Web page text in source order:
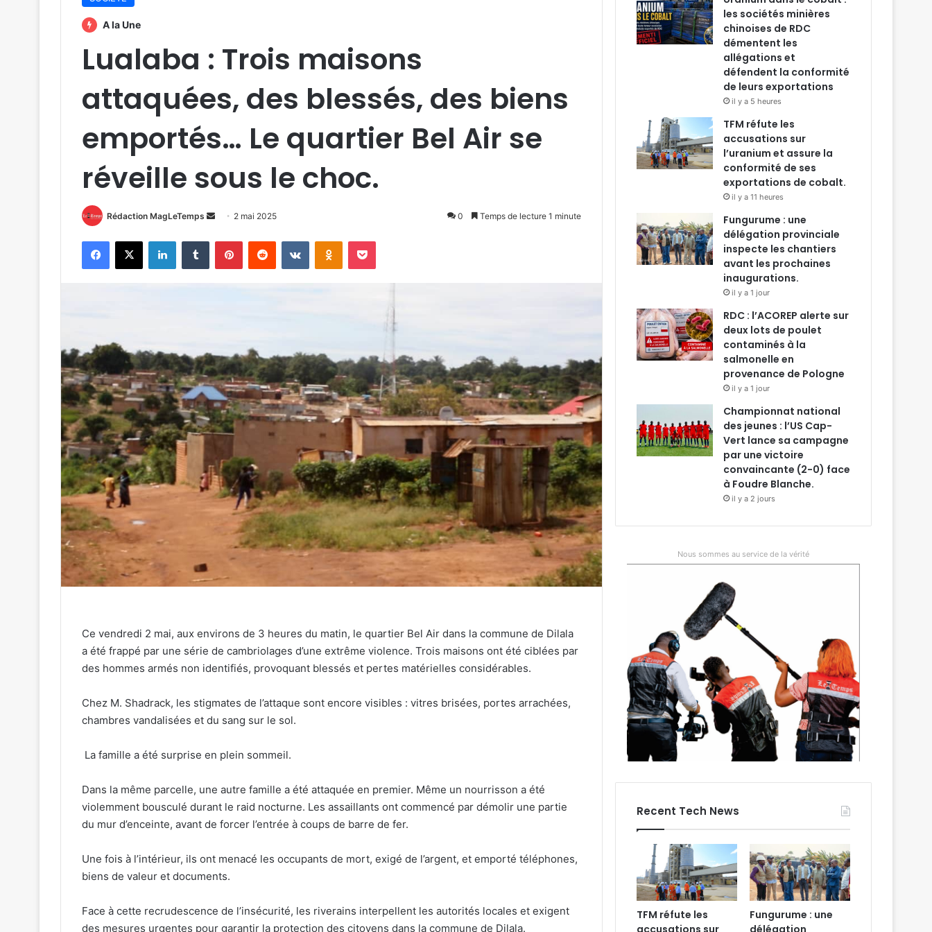
A la Une
Lualaba : Trois maisons
attaquées, des blessés, des biens
emportés… Le quartier Bel Air se
réveille sous le choc.
Rédaction MagLeTemps
Envoyer
courriel
2 mai 2025 0 Temps de lecture 1 minute
Facebook
X LinkedinTumblr PinterestReddit VKontakteOdnoklassniki
Pocket
Ce vendredi 2 mai, aux environs de 3 heures du matin, le quartier Bel Air dans la commune de Dilala
a été frappé par une série de cambriolages d’une extrême violence. Trois maisons ont été ciblées par
des hommes armés non identifiés, provoquant blessés et pertes matérielles considérables.
Chez M. Shadrack, les stigmates de l’attaque sont encore visibles : vitres brisées, portes arrachées,
chambres vandalisées et du sang sur le sol.
La famille a été surprise en plein sommeil.
Dans la même parcelle, une autre famille a été attaquée en premier. Même un nourrisson a été
violemment bousculé durant le raid nocturne. Les assaillants ont commencé par démolir une partie
du mur d’enceinte, avant de forcer l’entrée à coups de barre de fer.
Une fois à l’intérieur, ils ont menacé les occupants de mort, exigé de l’argent, et emporté téléphones,
biens de valeur et documents.
Face à cette recrudescence de l’insécurité, les riverains interpellent les autorités locales et exigent
des mesures urgentes pour garantir la protection des citoyens dans la commune de Dilala.
les sociétés minières
chinoises de RDC
démentent les
allégations et
défendent la conformité
de leurs exportations
il y a 5 heures
TFM réfute les
accusations sur
l’uranium et assure la
conformité de ses
exportations de cobalt.
il y a 11 heures
Fungurume : une
délégation provinciale
inspecte les chantiers
avant les prochaines
inaugurations.
il y a 1 jour
RDC : l’ACOREP alerte sur
deux lots de poulet
contaminés à la
salmonelle en
provenance de Pologne
il y a 1 jour
Championnat national
des jeunes : l’US Cap-
Vert lance sa campagne
par une victoire
convaincante (2-0) face
à Foudre Blanche.
il y a 2 jours
Nous sommes au service de la vérité
Recent Tech News
TFM réfute les
accusations sur
Fungurume : une
délégation